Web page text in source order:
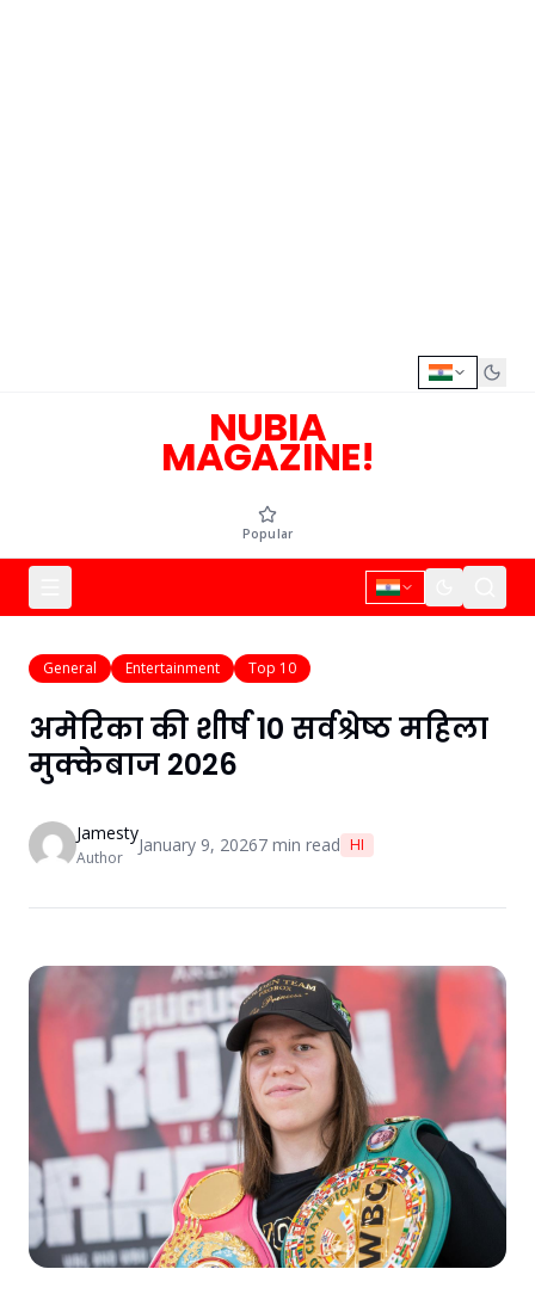
NUBIA
MAGAZINE!
Popular
General Entertainment Top 10
अमेरिका की शीर्ष 10 सर्वश्रेष्ठ महिला
मुक्केबाज 2026
Jamesty
Author
January 9, 20267 min read HI